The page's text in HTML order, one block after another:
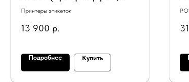
1" - 4", USB+Serial+Ethernet) черный
Принтеры этикеток
13 900 р.
Подробнее Купить